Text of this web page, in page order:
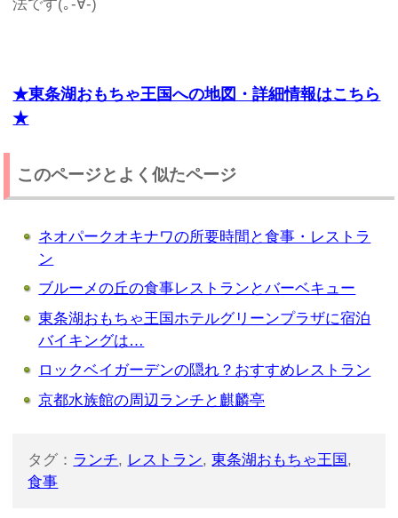
法です(｡-∀-)
★東条湖おもちゃ王国への地図・詳細情報はこちら
★
このページとよく似たページ
ネオパークオキナワの所要時間と食事・レストラ
ン
ブルーメの丘の食事レストランとバーベキュー
東条湖おもちゃ王国ホテルグリーンプラザに宿泊
バイキングは…
ロックベイガーデンの隠れ？おすすめレストラン
京都水族館の周辺ランチと麒麟亭
タグ： ランチ, レストラン,東条湖おもちゃ王国 ,
食事